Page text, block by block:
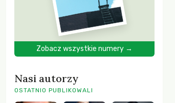
Zobacz wszystkie numery →
Nasi autorzy
OSTATNIO PUBLIKOWALI